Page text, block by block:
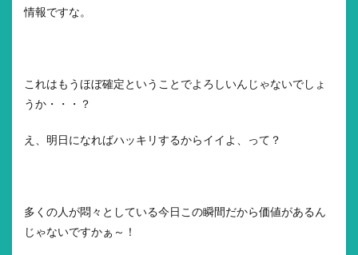
情報ですな。
これはもうほぼ確定ということでよろしいんじゃないでしょ
うか・・・？
え、明日になればハッキリするからイイよ、って？
多くの人が悶々としている今日この瞬間だから価値があるん
じゃないですかぁ～！